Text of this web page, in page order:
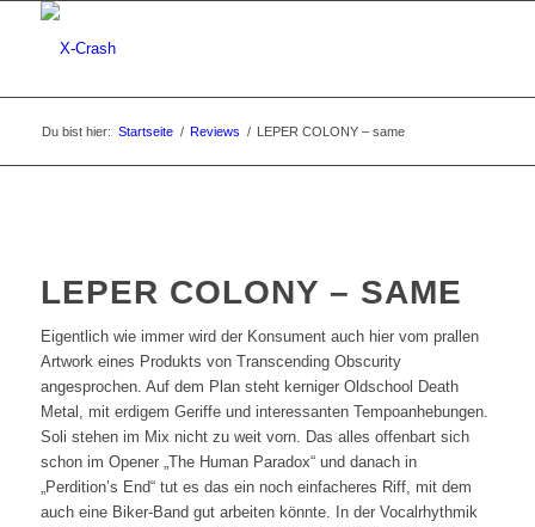
Du bist hier: Startseite / Reviews / LEPER COLONY – same
LEPER COLONY – SAME
Eigentlich wie immer wird der Konsument auch hier vom prallen
Artwork eines Produkts von Transcending Obscurity
angesprochen. Auf dem Plan steht kerniger Oldschool Death
Metal, mit erdigem Geriffe und interessanten Tempoanhebungen.
Soli stehen im Mix nicht zu weit vorn. Das alles offenbart sich
schon im Opener „The Human Paradox“ und danach in
„Perdition’s End“ tut es das ein noch einfacheres Riff, mit dem
auch eine Biker-Band gut arbeiten könnte. In der Vocalrhythmik